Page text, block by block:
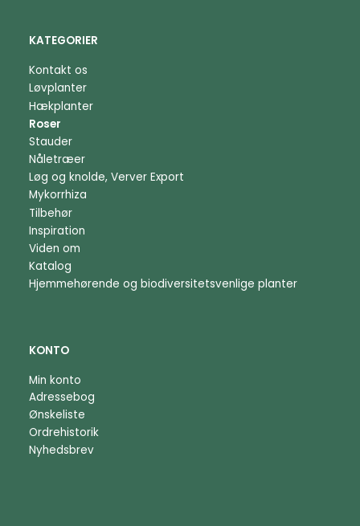
KATEGORIER
Kontakt os
Løvplanter
Hækplanter
Roser
Stauder
Nåletræer
Løg og knolde, Verver Export
Mykorrhiza
Tilbehør
Inspiration
Viden om
Katalog
Hjemmehørende og biodiversitetsvenlige planter
KONTO
Min konto
Adressebog
Ønskeliste
Ordrehistorik
Nyhedsbrev